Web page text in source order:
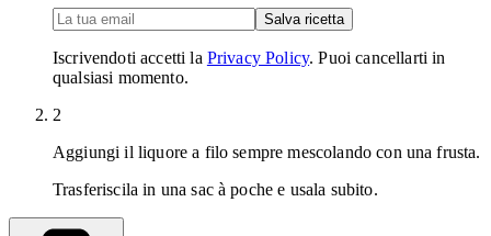
Salva ricetta
Iscrivendoti accetti la Privacy Policy. Puoi cancellarti in
qualsiasi momento.
2
Aggiungi il liquore a filo sempre mescolando con una frusta.
Trasferiscila in una sac à poche e usala subito.